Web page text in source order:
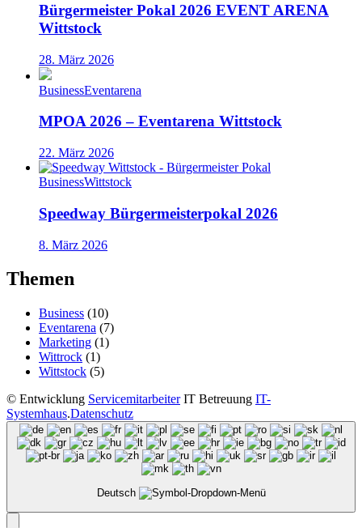
Bürgermeister Pokal 2026 EVENT ARENA
Wittstock
28. März 2026
BusinessEventarena
MPOA 2026 – Eventarena Wittstock
22. März 2026
BusinessWittstock
Speedway Bürgermeisterpokal 2026
8. März 2026
Themen
Business (10)
Eventarena (7)
Marketing (1)
Wittrock (1)
Wittstock (5)
© Entwicklung ServicemitarbeiterIT Betreuung IT-
Systemhaus.Datenschutz
Deutsch